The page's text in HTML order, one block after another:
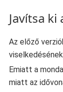
Javítsa
Az előző
Emiatt a
miatt az